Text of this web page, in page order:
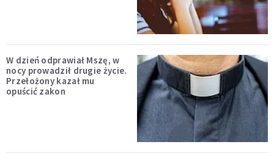
W dzień odprawiał Mszę, w
nocy prowadził drugie życie.
Przełożony kazał mu
opuścić zakon